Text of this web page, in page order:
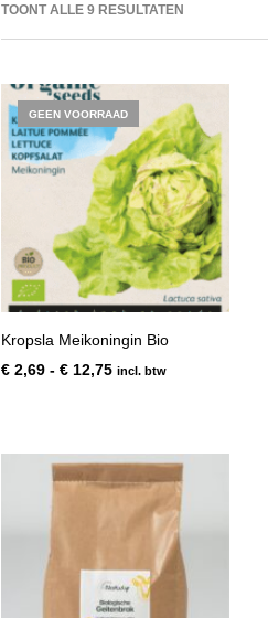
TOONT ALLE 9 RESULTATEN
GEEN VOORRAAD
Kropsla Meikoningin Bio
€ 2,69 - € 12,75Prijsklasse:
incl. btw